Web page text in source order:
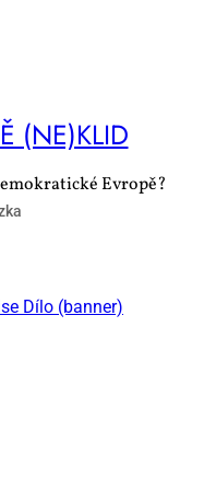
(NE)KLID
Evropě?